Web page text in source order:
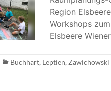
Region
Workshops
Elsbeere
Buchhart, Leptien, Zawichowski